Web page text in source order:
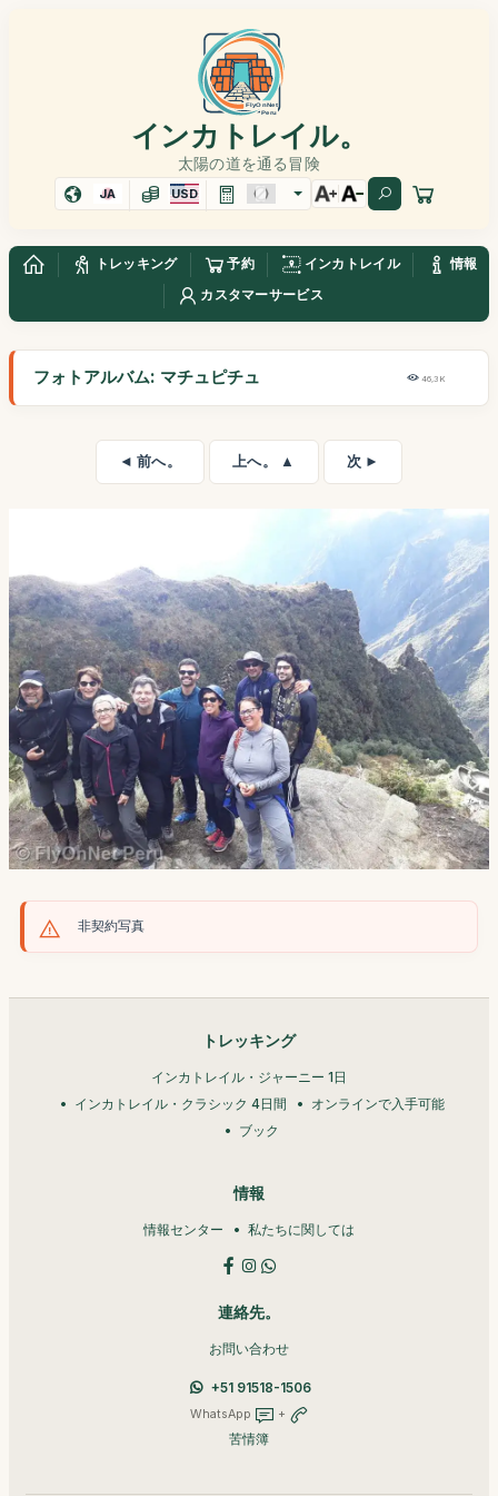
インカトレイル。
太陽の道を通る冒険
JA USD
トレッキング 予約 インカトレイル
情報
カスタマーサービス
フォトアルバム: マチュピチュ 46,3K
◄ 前へ。 上へ。 ▲ 次 ►
非契約写真
トレッキング
インカトレイル・ジャーニー 1日
インカトレイル・クラシック 4日間
オンラインで入手可能
ブック
情報
情報センター 私たちに関しては
連絡先。
お問い合わせ
+51 91518-1506
WhatsApp +
苦情簿